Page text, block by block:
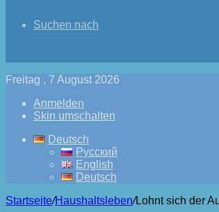
Suchen nach
Freitag , 7 August 2026
Anmelden
Skin umschalten
Deutsch
Русский
English
Deutsch
Startseite/Haushaltsleben/Lohnt sich der